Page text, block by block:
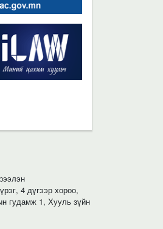
4 дүгээр хороо,
гудамж 1, Хууль зүйн